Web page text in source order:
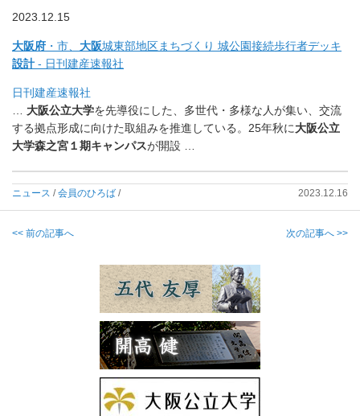
2023.12.15
大阪府 ・市、 大阪城東部地区まちづくり 城公園接続歩行者デッキ
設計- 日刊建産速報社
日刊建産速報社
大阪公立大学を先導役にした、多世代・多様な人が集い、 交流
する拠点形成に向けた取組みを推進している。25年秋に大阪公立
大学森之宮１期キャンパスが開設 …
ニュース /会員のひろば / 2023.12.16
<< 前の記事へ 次の記事へ >>